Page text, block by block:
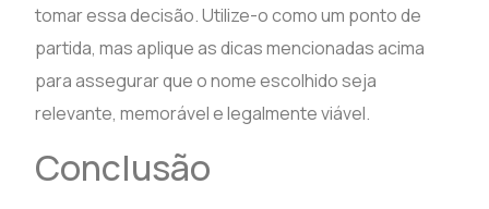
tomar essa decisão. Utilize-o como um ponto de
partida, mas aplique as dicas mencionadas acima
para assegurar que o nome escolhido seja
relevante, memorável e legalmente viável.
Conclusão